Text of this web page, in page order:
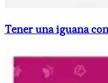
Tener una iguana